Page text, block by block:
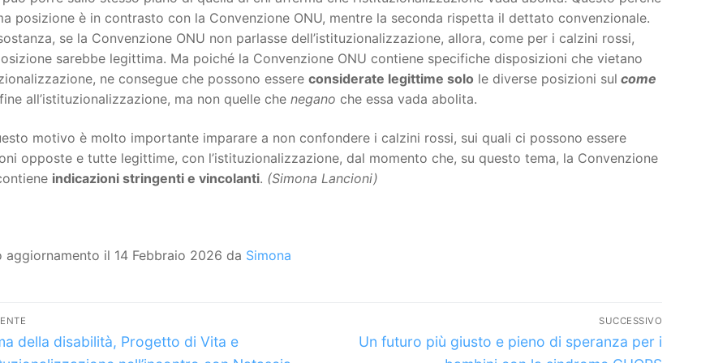
posizione è in contrasto con la Convenzione ONU, mentre la seconda rispetta il dettato convenzionale.
se la Convenzione ONU non parlasse dell’istituzionalizzazione, allora, come per i calzini rossi,
sarebbe legittima. Ma poiché la Convenzione ONU contiene specifiche disposizioni che vietano
ne consegue che possono essere considerate legittime solo le diverse posizioni sul come
all’istituzionalizzazione, ma non quelle che negano che essa vada abolita.
motivo è molto importante imparare a non confondere i calzini rossi, sui quali ci possono essere
opposte e tutte legittime, con l’istituzionalizzazione, dal momento che, su questo tema, la Convenzione
indicazioni stringenti e vincolanti. (Simona Lancioni)
aggiornamento il 14 Febbraio 2026 da Simona
della disabilità, Progetto di Vita e
SUCCESSIVO
Articolo
Un futuro più giusto e pieno di speranza per i